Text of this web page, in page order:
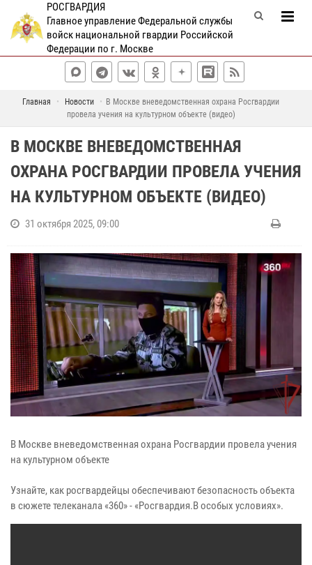
РОСГВАРДИЯ
Главное управление Федеральной службы
войск национальной гвардии Российской
Федерации по г. Москве
Главная Новости
В Москве вневедомственная охрана Росгвардии
провела учения на культурном объекте (видео)
В МОСКВЕ ВНЕВЕДОМСТВЕННАЯ
ОХРАНА РОСГВАРДИИ ПРОВЕЛА УЧЕНИЯ
НА КУЛЬТУРНОМ ОБЪЕКТЕ (ВИДЕО)
31 октября 2025, 09:00
В Москве вневедомственная охрана Росгвардии провела учения
на культурном объекте
Узнайте, как росгвардейцы обеспечивают безопасность объекта
в сюжете телеканала «360» - «Росгвардия.В особых условиях».